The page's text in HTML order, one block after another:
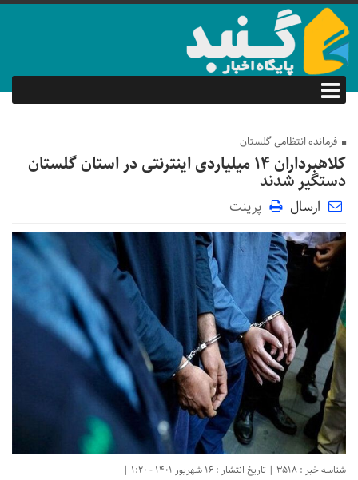
فرمانده انتظامی گلستان
کلاهبرداران ۱۴ میلیاردی اینترنتی در استان گلستان
دستگیر شدند
ارسال پرینت
شناسه خبر : 3518 | تاریخ انتشار : 16 شهریور 1401 - 1:20 |